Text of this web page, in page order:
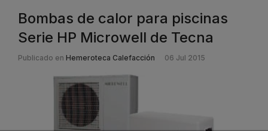
Bombas de calor para piscinas
Serie HP Microwell de Tecna
Publicado en Hemeroteca Calefacción 06 Jul 2015